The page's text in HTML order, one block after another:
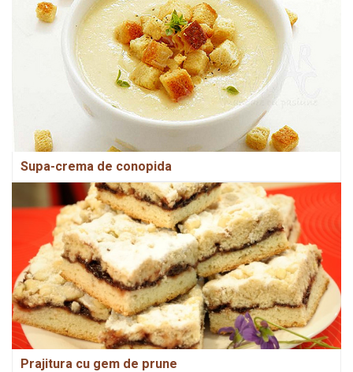
Supa-crema de conopida
Prajitura cu gem de prune